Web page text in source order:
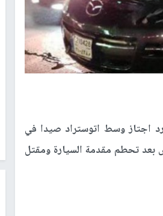
اجتاز وسط اتوستراد صيدا في
بعد تحطم مقدمة السيارة ومقتل